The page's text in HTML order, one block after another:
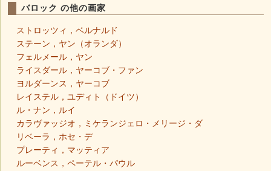
バロック の他の画家
ストロッツィ，ベルナルド
ステーン，ヤン（オランダ）
フェルメール，ヤン
ライスダール，ヤーコブ・ファン
ヨルダーンス，ヤーコブ
レイステル，ユディト（ドイツ）
ル・ナン，ルイ
カラヴァッジオ，ミケランジェロ・メリージ・ダ
リベーラ，ホセ・デ
プレーティ，マッティア
ルーベンス，ペーテル・パウル